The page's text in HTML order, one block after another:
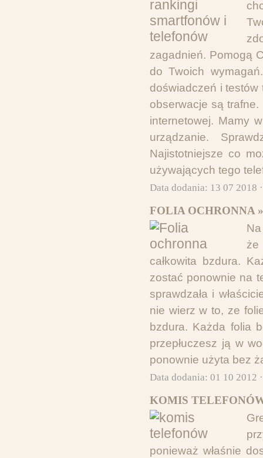
zagadnień. Pomogą
do Twoich
doświadczeń i
obserwacje są
internetowej. Mamy
urządzanie.
Najistotniejsze co
używających tego
Data dodania: 13 07 2018
FOLIA OCHRONNA »
że
całkowita bzdura.
zostać ponownie na
sprawdzała i
nie wierz w to, ze
bzdura. Każda folia
przepłuczesz ją w
ponownie użyta bez
Data dodania: 01 10 2012
KOMIS
ponieważ właśnie